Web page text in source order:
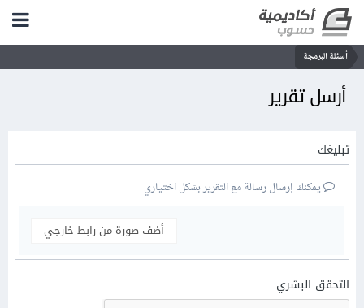
أسئلة البرمجة
أرسل تقرير
تبليغك
يمكنك إرسال رسالة مع التقرير بشكل اختياري
أضف صورة من رابط خارجي
التحقق البشري